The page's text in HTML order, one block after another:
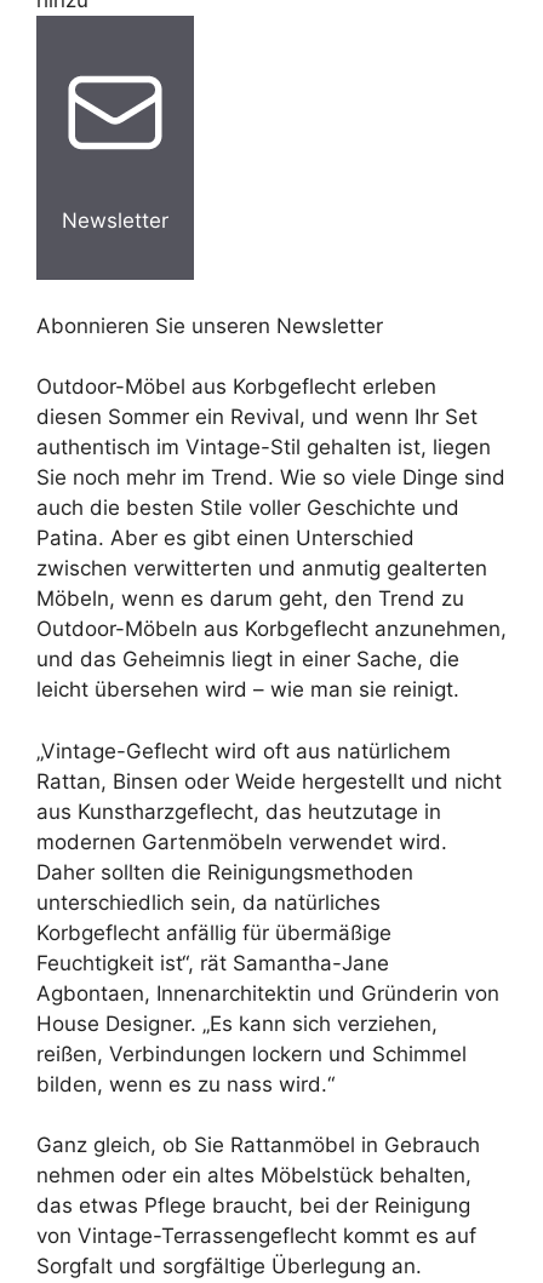
Newsletter
Abonnieren Sie unseren Newsletter
Outdoor-Möbel aus Korbgeflecht erleben
diesen Sommer ein Revival, und wenn Ihr Set
authentisch im Vintage-Stil gehalten ist, liegen
Sie noch mehr im Trend. Wie so viele Dinge sind
auch die besten Stile voller Geschichte und
Patina. Aber es gibt einen Unterschied
zwischen verwitterten und anmutig gealterten
Möbeln, wenn es darum geht, den Trend zu
Outdoor-Möbeln aus Korbgeflecht anzunehmen,
und das Geheimnis liegt in einer Sache, die
leicht übersehen wird – wie man sie reinigt.
„Vintage-Geflecht wird oft aus natürlichem
Rattan, Binsen oder Weide hergestellt und nicht
aus Kunstharzgeflecht, das heutzutage in
modernen Gartenmöbeln verwendet wird.
Daher sollten die Reinigungsmethoden
unterschiedlich sein, da natürliches
Korbgeflecht anfällig für übermäßige
Feuchtigkeit ist“, rät Samantha-Jane
Agbontaen, Innenarchitektin und Gründerin von
House Designer. „Es kann sich verziehen,
reißen, Verbindungen lockern und Schimmel
bilden, wenn es zu nass wird.“
Ganz gleich, ob Sie Rattanmöbel in Gebrauch
nehmen oder ein altes Möbelstück behalten,
das etwas Pflege braucht, bei der Reinigung
von Vintage-Terrassengeflecht kommt es auf
Sorgfalt und sorgfältige Überlegung an.